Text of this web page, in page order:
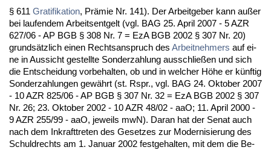
§ 611 Gra­ti­fi­ka­ti­on, Prämie Nr. 141). Der Ar­beit­ge­ber kann außer
bei lau­fen­dem Ar­beits­ent­gelt (vgl. BAG 25. April 2007 - 5 AZR
627/06 - AP BGB § 308 Nr. 7 = EzA BGB 2002 § 307 Nr. 20)
grundsätz­lich ei­nen Rechts­an­spruch des Ar­beit­neh­mers auf ei­
ne in Aus­sicht ge­stell­te Son­der­zah­lung aus­sch­ließen und sich
die Ent­schei­dung vor­be­hal­ten, ob und in wel­cher Höhe er künf­tig
Son­der­zah­lun­gen gewährt (st. Rspr., vgl. BAG 24. Ok­to­ber 2007
- 10 AZR 825/06 - AP BGB § 307 Nr. 32 = EzA BGB 2002 § 307
Nr. 26; 23. Ok­to­ber 2002 - 10 AZR 48/02 - aaO; 11. April 2000 -
9 AZR 255/99 - aaO, je­weils mwN). Dar­an hat der Se­nat auch
nach dem In­kraft­tre­ten des Ge­set­zes zur Mo­der­ni­sie­rung des
Schuld­rechts am 1. Ja­nu­ar 2002 fest­ge­hal­ten, mit dem die Be­